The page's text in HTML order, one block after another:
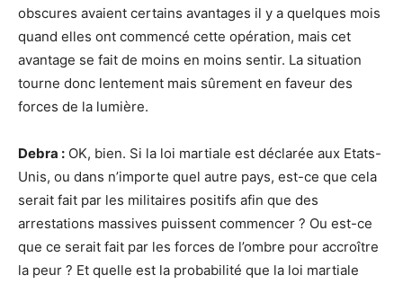
obscures avaient certains avantages il y a quelques mois
quand elles ont commencé cette opération, mais cet
avantage se fait de moins en moins sentir. La situation
tourne donc lentement mais sûrement en faveur des
forces de la lumière.
Debra : OK, bien. Si la loi martiale est déclarée aux Etats-
Unis, ou dans n’importe quel autre pays, est-ce que cela
serait fait par les militaires positifs afin que des
arrestations massives puissent commencer ? Ou est-ce
que ce serait fait par les forces de l’ombre pour accroître
la peur ? Et quelle est la probabilité que la loi martiale